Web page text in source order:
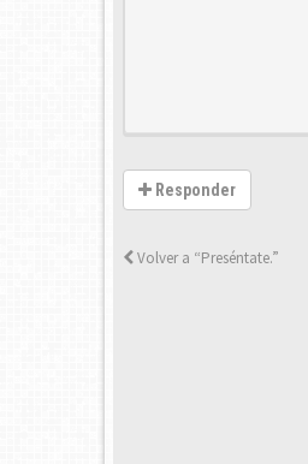
Responder
Volver a “Preséntate.”